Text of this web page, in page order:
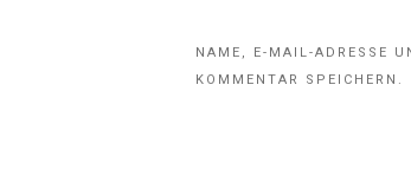
NAME, E-MAIL-ADRESSE
KOMMENTAR SPEICHERN.